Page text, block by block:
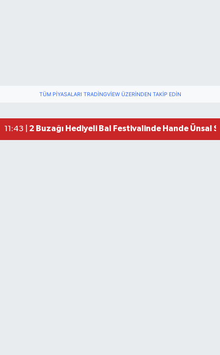
TÜM PIYASALARI TRADINGVIEW ÜZERINDEN TAKIP EDIN
11:43 | 2 Buzağı Hediyeli Bal Festivalinde Hande Ünsal